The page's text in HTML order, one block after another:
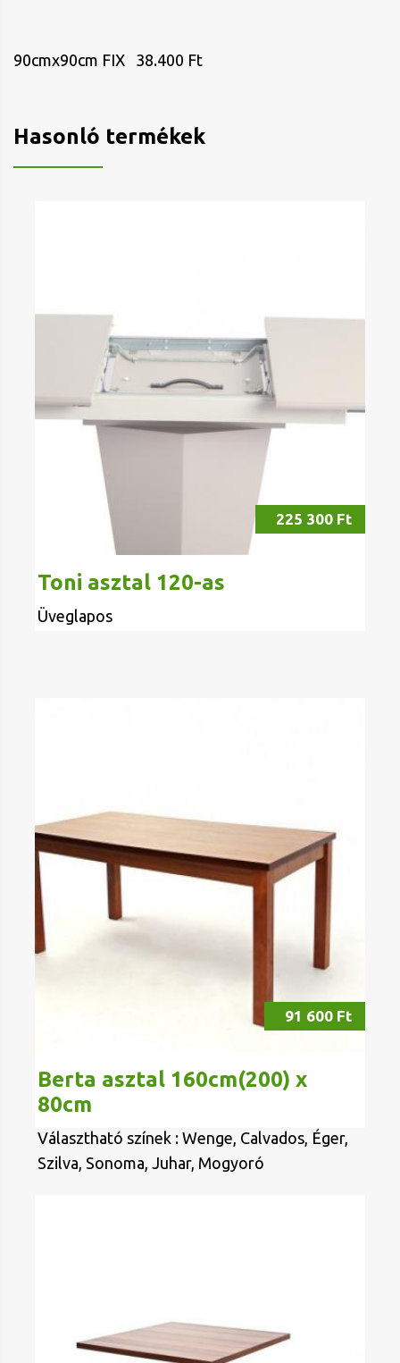
90cmx90cm FIX 38.400 Ft
Hasonló termékek
225 300 Ft
Toni asztal 120-as
Üveglapos
91 600 Ft
Berta asztal 160cm(200) x
80cm
Választható színek : Wenge, Calvados, Éger,
Szilva, Sonoma, Juhar, Mogyoró